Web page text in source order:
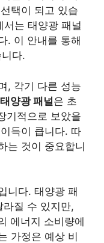
택이 되고 있습
서는 태양광 패널
. 이 안내를 통해
다.
, 각기 다른 성능
양광 패널은 초
기적으로 보았을
득이 큽니다. 따
는 것이 중요합니
니다. 태양광 패
라질 수 있지만,
에너지 소비량에
가정은 예상 비